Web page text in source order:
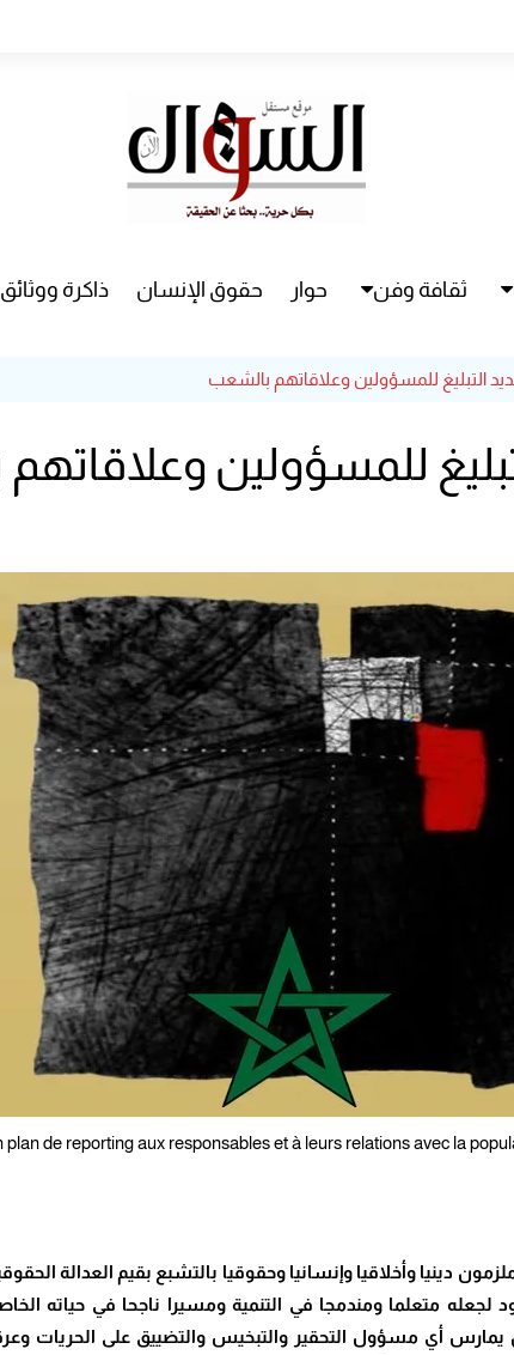
ثقافة وفن
مسرح
حوار حقوق الإنسان ذاكرة ووثائق
التبليغ للمسؤولين وعلاقاتهم بالشعب
للمسؤولين
plan de reporting aux responsables et à leurs relations avec la
دينيا وأخلاقيا وإنسانيا وحقوقيا بالتشبع بقيم العدالة
متعلما ومندمجا في التنمية ومسيرا ناجحا في حياته
أي مسؤول التحقير والتبخيس والتضييق على الحريات